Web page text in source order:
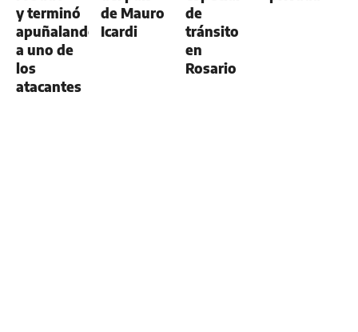
y terminó
apuñalando
a uno de
los
atacantes
de Mauro
Icardi
de
tránsito
en
Rosario